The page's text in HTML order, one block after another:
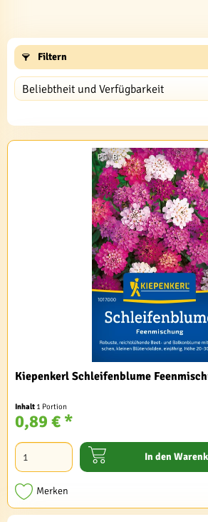
Filtern
Kiepenkerl Schleifenblume
Inhalt 1 Portion
0,89 € *
In den
Merken